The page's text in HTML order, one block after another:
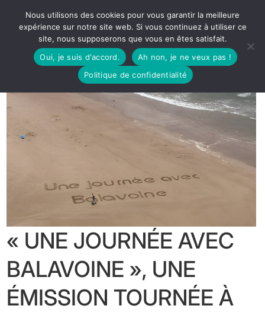
« UNE JOURNÉE AVEC
BALAVOINE », UNE
ÉMISSION TOURNÉE À
Nous utilisons des cookies pour vous garantir la meilleure
expérience sur notre site web. Si vous continuez à utiliser ce
site, nous supposerons que vous en êtes satisfait.
Oui, je suis d'accord.
Ah non, je ne veux pas !
Politique de confidentialité